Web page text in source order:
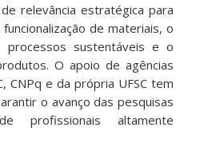
relevância estratégica para
de materiais, o
processos sustentáveis e o
O apoio de agências
CNPq e da própria UFSC tem
o avanço das pesquisas
profissionais altamente